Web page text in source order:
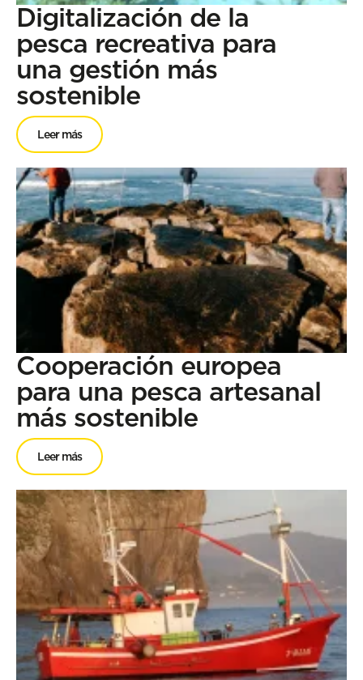
Digitalización de la
pesca recreativa para
una gestión más
sostenible
Leer más
Cooperación europea
para una pesca artesanal
más sostenible
Leer más